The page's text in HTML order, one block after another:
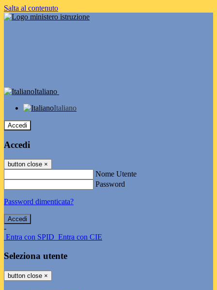
Salta al contenuto
Italiano
Italiano
Accedi
Accedi
button close ×
Nome Utente
Password
Password dimenticata?
-
Entra con SPID Entra con CIE
Seleziona utente
button close ×